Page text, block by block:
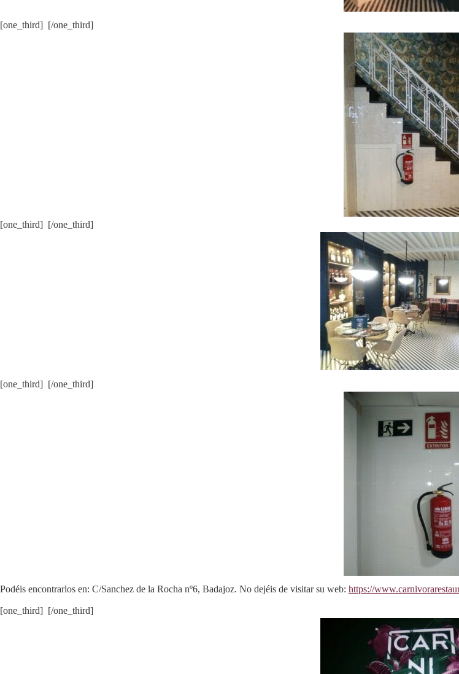
[one_third] [/one_third]
[one_third] [/one_third]
[one_third] [/one_third]
Podéis encontrarlos en: C/Sanchez de la Rocha nº6, Badajoz. No dejéis de visitar su web: https://
[one_third] [/one_third]